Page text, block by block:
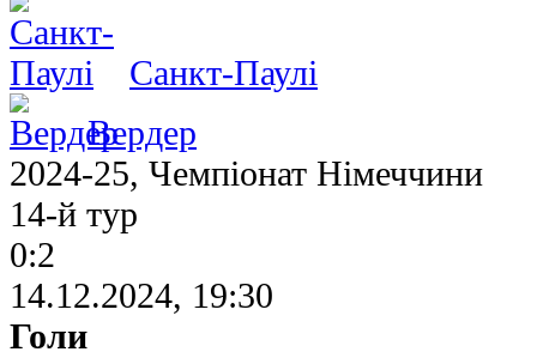
Санкт-Паулі
Вердер
2024-25, Чемпіонат Німеччини
14-й тур
0:2
14.12.2024, 19:30
Голи